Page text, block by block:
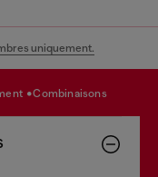
uniquement.
combinaisons